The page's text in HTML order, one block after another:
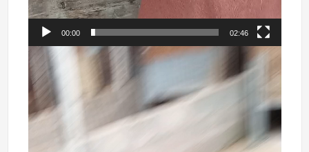
00:00 02:46
Lecteur
vidéo